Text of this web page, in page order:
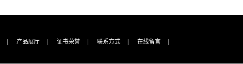
| 产品展厅 | 证书荣誉 | 联系方式 | 在线留言 |